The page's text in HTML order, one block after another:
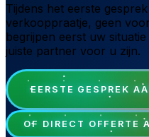
Tijdens het eerste
verkooppraatje, geen
begrijpen eerst uw
juiste partner voor u zijn.
EERSTE GESPREK
OF DIRECT OFFERTE